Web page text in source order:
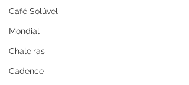
Café Solúvel
Mondial
Chaleiras
Cadence